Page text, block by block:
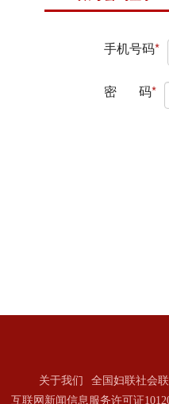
关于我们
全国妇联社会
互联网新闻信息服务许可证